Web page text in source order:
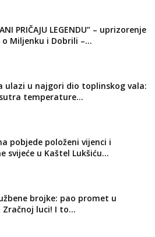
PRIČAJU LEGENDU” – uprizorenje
o Miljenku i Dobrili –...
ulazi u najgori dio toplinskog vala:
temperature...
pobjede položeni vijenci i
svijeće u Kaštel Lukšiću...
brojke: pao promet u
luci! I to...